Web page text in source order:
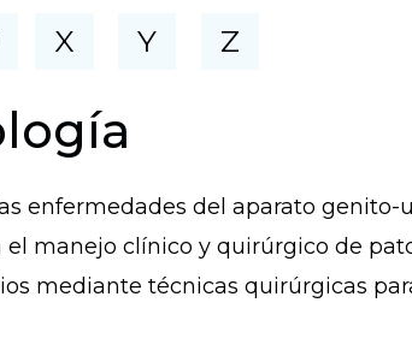
X Y Z
enfermedades del aparato genito-
manejo clínico y quirúrgico de
mediante técnicas quirúrgicas